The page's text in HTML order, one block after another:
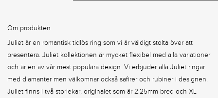
Om produkten
Juliet är en romantisk tidlös ring som vi är väldigt stolta över att
presentera. Juliet kollektionen är mycket flexibel med alla variationer
och är en av vår mest populära design. Vi erbjuder alla Juliet ringar
med diamanter men välkomnar också safirer och rubiner i designen.
Juliet finns i två storlekar, originalet som är 2.25mm bred och XL